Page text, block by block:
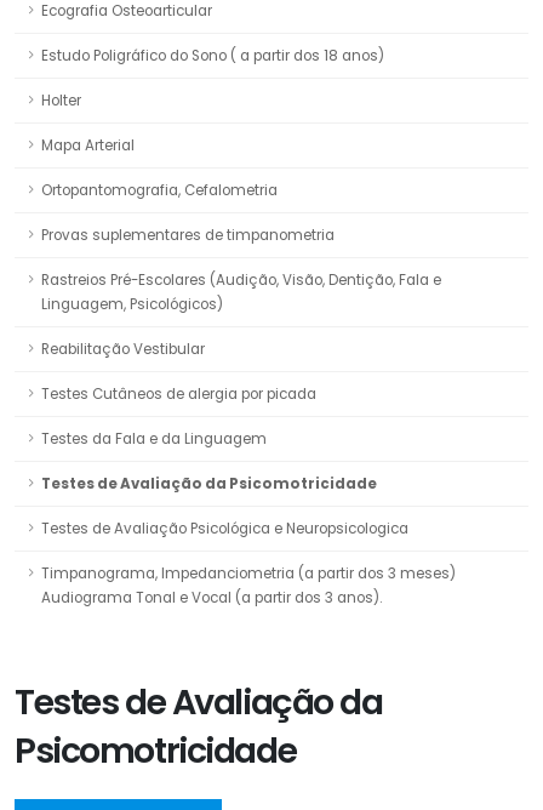
Ecografia Osteoarticular
Estudo Poligráfico do Sono ( a partir dos 18 anos)
Holter
Mapa Arterial
Ortopantomografia, Cefalometria
Provas suplementares de timpanometria
Rastreios Pré-Escolares (Audição, Visão, Dentição, Fala e
Linguagem, Psicológicos)
Reabilitação Vestibular
Testes Cutâneos de alergia por picada
Testes da Fala e da Linguagem
Testes de Avaliação da Psicomotricidade
Testes de Avaliação Psicológica e Neuropsicologica
Timpanograma, Impedanciometria (a partir dos 3 meses)
Audiograma Tonal e Vocal (a partir dos 3 anos).
Testes de Avaliação da
Psicomotricidade